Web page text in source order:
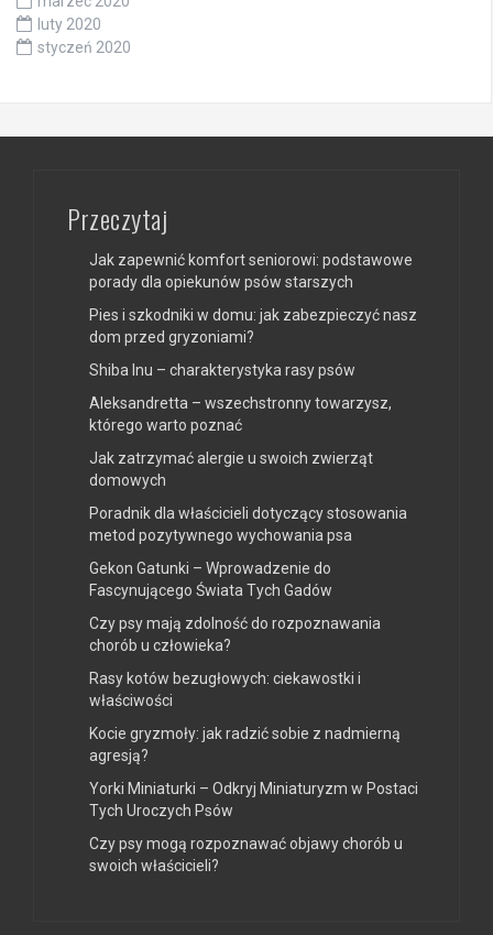
luty 2020
styczeń 2020
Przeczytaj
Jak zapewnić komfort seniorowi: podstawowe
porady dla opiekunów psów starszych
Pies i szkodniki w domu: jak zabezpieczyć nasz
dom przed gryzoniami?
Shiba Inu – charakterystyka rasy psów
Aleksandretta – wszechstronny towarzysz,
którego warto poznać
Jak zatrzymać alergie u swoich zwierząt
domowych
Poradnik dla właścicieli dotyczący stosowania
metod pozytywnego wychowania psa
Gekon Gatunki – Wprowadzenie do
Fascynującego Świata Tych Gadów
Czy psy mają zdolność do rozpoznawania
chorób u człowieka?
Rasy kotów bezugłowych: ciekawostki i
właściwości
Kocie gryzmoły: jak radzić sobie z nadmierną
agresją?
Yorki Miniaturki – Odkryj Miniaturyzm w Postaci
Tych Uroczych Psów
Czy psy mogą rozpoznawać objawy chorób u
swoich właścicieli?